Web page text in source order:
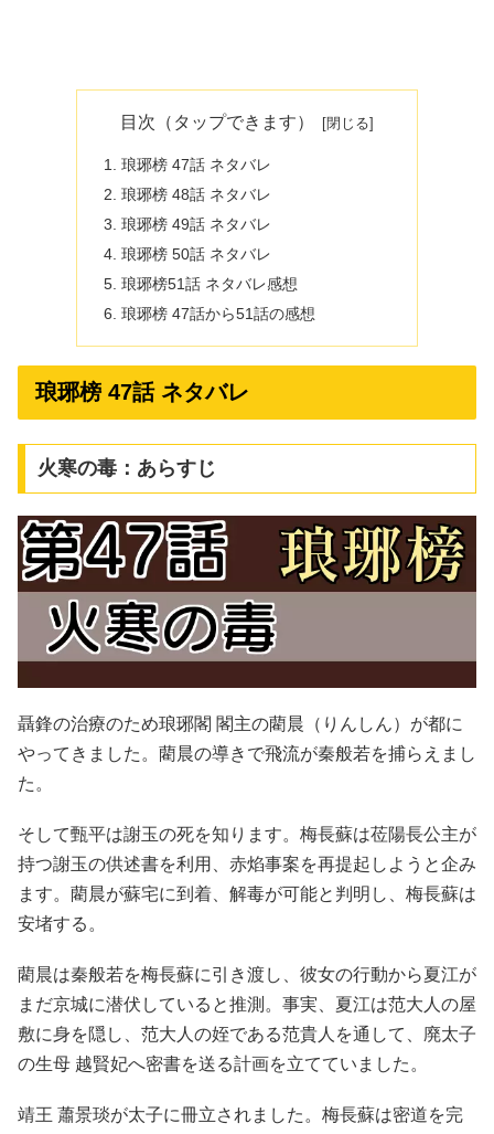
目次（タップできます）
琅琊榜 47話 ネタバレ
琅琊榜 48話 ネタバレ
琅琊榜 49話 ネタバレ
琅琊榜 50話 ネタバレ
琅琊榜51話 ネタバレ感想
琅琊榜 47話から51話の感想
琅琊榜 47話 ネタバレ
火寒の毒：あらすじ
聶鋒の治療のため琅琊閣 閣主の藺晨（りんしん）が都に
やってきました。藺晨の導きで飛流が秦般若を捕らえまし
た。
そして甄平は謝玉の死を知ります。梅長蘇は莅陽長公主が
持つ謝玉の供述書を利用、赤焰事案を再提起しようと企み
ます。藺晨が蘇宅に到着、解毒が可能と判明し、梅長蘇は
安堵する。
藺晨は秦般若を梅長蘇に引き渡し、彼女の行動から夏江が
まだ京城に潜伏していると推測。事実、夏江は范大人の屋
敷に身を隠し、范大人の姪である范貴人を通して、廃太子
の生母 越賢妃へ密書を送る計画を立てていました。
靖王 蕭景琰が太子に冊立されました。梅長蘇は密道を完